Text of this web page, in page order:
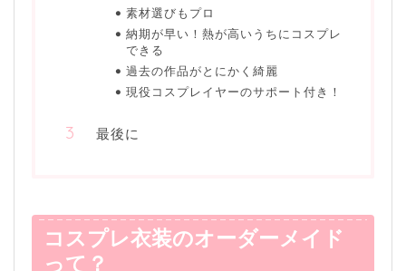
素材選びもプロ
納期が早い！熱が高いうちにコスプレ
できる
過去の作品がとにかく綺麗
現役コスプレイヤーのサポート付き！
最後に
コスプレ衣装のオーダーメイド
って？